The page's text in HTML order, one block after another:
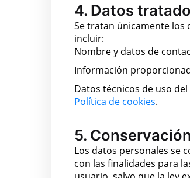
4. Datos
Se tratan únicamente los
incluir:
Nombre y datos de
Información
Datos técnicos de uso
Política de cookies.
5.
Los datos personales se
con las finalidades para